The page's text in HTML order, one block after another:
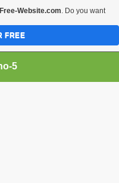
5
Website.com. Do you want
FREE